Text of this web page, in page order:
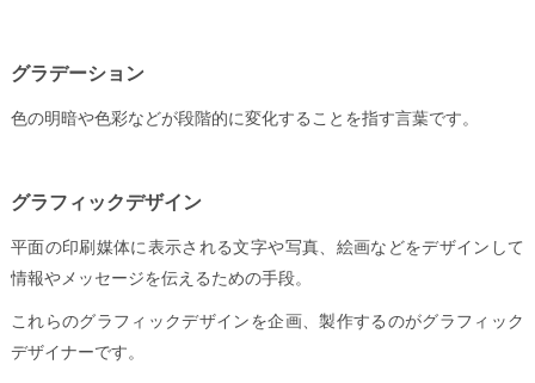
グラデーション
色の明暗や色彩などが段階的に変化することを指す言葉です。
グラフィックデザイン
平面の印刷媒体に表示される文字や写真、絵画などをデザインして
情報やメッセージを伝えるための手段。
これらのグラフィックデザインを企画、製作するのがグラフィック
デザイナーです。